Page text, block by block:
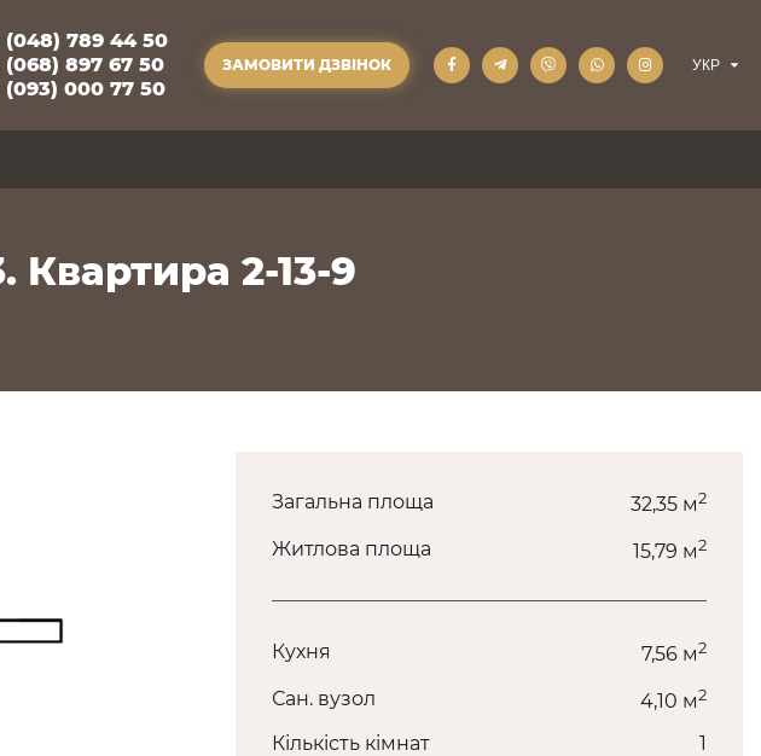
(048) 789 44 50
(068) 897 67 50
(093) 000 77 50
ЗАМОВИТИ ДЗВІНОК
Квартира 2-13-9
Загальна площа 32,35 м2
Житлова площа 15,79 м2
Кухня 7,56 м2
Сан. вузол 4,10 м2
Кількість кімнат 1